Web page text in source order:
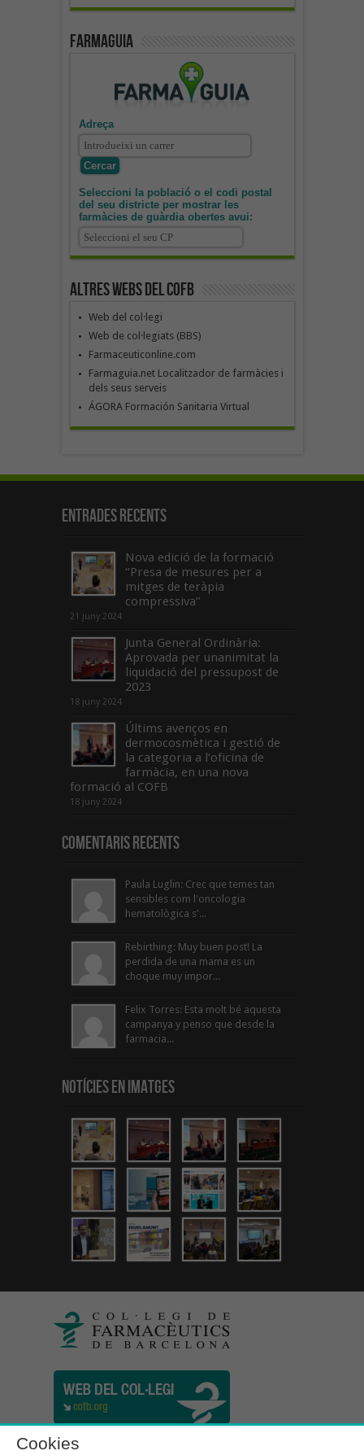
Farmaguia
Adreça
Seleccioni la població o el codi postal
del seu districte per mostrar les
farmàcies de guàrdia obertes avui:
Altres webs del COFB
Web del col·legi
Web de col·legiats (BBS)
Farmaceuticonline.com
Farmaguia.net Localitzador de farmàcies i
dels seus serveis
ÁGORA Formación Sanitaria Virtual
Entrades recents
Nova edició de la formació
“Presa de mesures per a
mitges de teràpia
compressiva”
21 juny 2024
Junta General Ordinària:
Aprovada per unanimitat la
liquidació del pressupost de
2023
18 juny 2024
Últims avenços en
dermocosmètica i gestió de
la categoria a l’oficina de
farmàcia, en una nova
formació al COFB
18 juny 2024
Comentaris Recents
Paula Luglin: Crec que temes tan
sensibles com l'oncologia
hematològica s'...
Rebirthing: Muy buen post! La
perdida de una mama es un
choque muy impor...
Felix Torres: Esta molt bé aquesta
campanya y penso que desde la
farmacia...
Notícies en Imatges
Cookies